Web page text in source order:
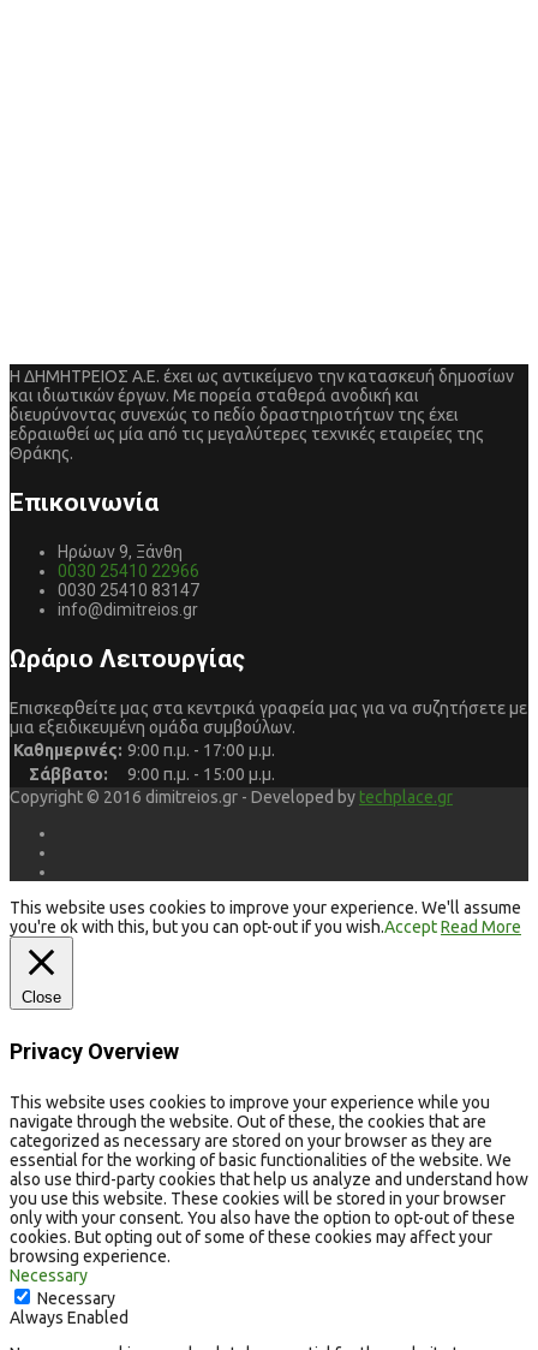
Η ΔΗΜΗΤΡΕΙΟΣ Α.Ε. έχει ως αντικείμενο την κατασκευή δημοσίων
και ιδιωτικών έργων. Με πορεία σταθερά ανοδική και
διευρύνοντας συνεχώς το πεδίο δραστηριοτήτων της έχει
εδραιωθεί ως μία από τις μεγαλύτερες τεχνικές εταιρείες της
Θράκης.
Επικοινωνία
Ηρώων 9, Ξάνθη
0030 25410 22966
0030 25410 83147
info@dimitreios.gr
Ωράριο Λειτουργίας
Επισκεφθείτε μας στα κεντρικά γραφεία μας για να συζητήσετε με
μια εξειδικευμένη ομάδα συμβούλων.
Καθημερινές: 9:00 π.μ. - 17:00 μ.μ.
Σάββατο:
9:00 π.μ. - 15:00 μ.μ.
Copyright © 2016 dimitreios.gr - Developed by techplace.gr
This website uses cookies to improve your experience. We'll assume
you're ok with this, but you can opt-out if you wish.AcceptRead More
Close
Privacy Overview
This website uses cookies to improve your experience while you
navigate through the website. Out of these, the cookies that are
categorized as necessary are stored on your browser as they are
essential for the working of basic functionalities of the website. We
also use third-party cookies that help us analyze and understand how
you use this website. These cookies will be stored in your browser
only with your consent. You also have the option to opt-out of these
cookies. But opting out of some of these cookies may affect your
browsing experience.
Necessary
Necessary
Always Enabled